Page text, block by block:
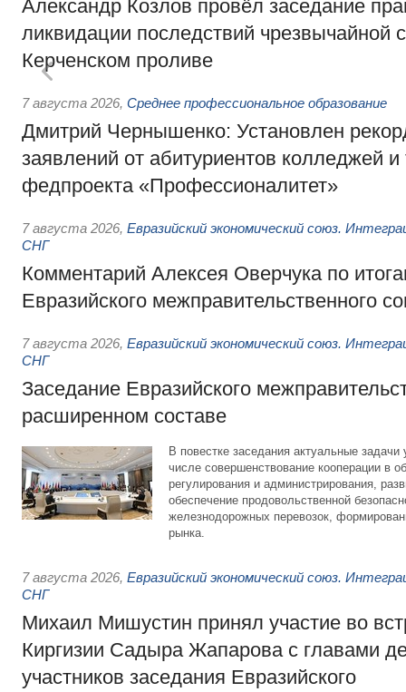
Александр Козлов провёл заседание
ликвидации последствий чрезвычайной
Керченском проливе
7 августа 2026, Среднее профессиональное образование
Дмитрий Чернышенко: Установлен
заявлений от абитуриентов колледжей и
федпроекта «Профессионалитет»
7 августа 2026, Евразийский экономический союз.
СНГ
Комментарий Алексея Оверчука по
Евразийского межправительственного
7 августа 2026, Евразийский экономический союз.
СНГ
Заседание Евразийского
расширенном составе
В повестке заседания актуальные задачи
числе совершенствование кооперации в
регулирования и администрирования,
обеспечение продовольственной
железнодорожных перевозок,
рынка.
7 августа 2026, Евразийский экономический союз.
СНГ
Михаил Мишустин принял участие во
Киргизии Садыра Жапарова с главами
участников заседания Евразийского